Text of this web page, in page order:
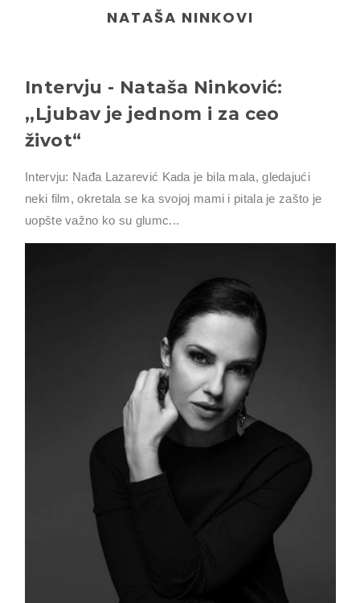
NATAŠA NINKOVI
Intervju - Nataša Ninković:
,,Ljubav je jednom i za ceo
život“
Intervju: Nađa Lazarević Kada je bila mala, gledajući
neki film, okretala se ka svojoj mami i pitala je zašto je
uopšte važno ko su glumc...